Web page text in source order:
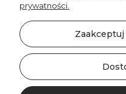
©2026 Wszelkie
prywatności.